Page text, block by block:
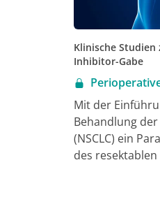
Klinische
Inhibitor-Gabe
Mit der
Behandlung
(NSCLC) ein
des
Der